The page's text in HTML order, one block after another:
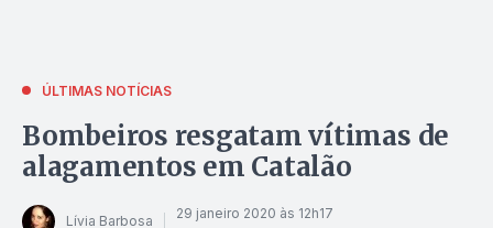
ÚLTIMAS NOTÍCIAS
Bombeiros resgatam vítimas de
alagamentos em Catalão
Lívia Barbosa 29 janeiro 2020 às 12h17